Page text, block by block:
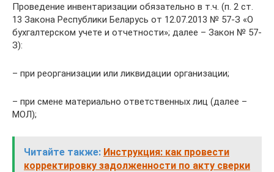
Проведение инвентаризации обязательно в т.ч. (п. 2 ст.
13 Закона Республики Беларусь от 12.07.2013 № 57-З «О
бухгалтерском учете и отчетности»; далее – Закон № 57-
З):
– при реорганизации или ликвидации организации;
– при смене материально ответственных лиц (далее –
МОЛ);
Читайте также: Инструкция: как провести
корректировку задолженности по акту сверки